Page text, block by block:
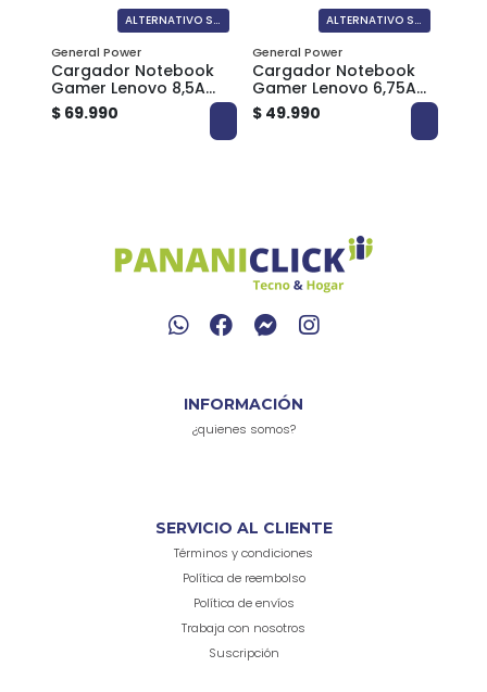
ALTERNATIVO SEC
General Power
Cargador Notebook
Gamer Lenovo 8,5A
BLN85A
$ 69.990
ALTERNATIVO SEC
General Power
Cargador Notebook
Gamer Lenovo 6,75A
BLN75A
$ 49.990
INFORMACIÓN
¿quienes somos?
SERVICIO AL CLIENTE
Términos y condiciones
Política de reembolso
Política de envíos
Trabaja con nosotros
Suscripción